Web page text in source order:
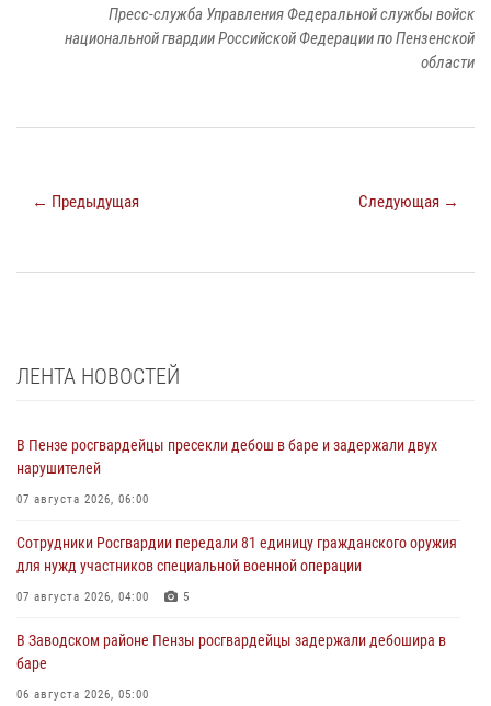
Пресс-служба Управления Федеральной службы войск
национальной гвардии Российской Федерации по Пензенской
области
← Предыдущая Следующая →
ЛЕНТА НОВОСТЕЙ
В Пензе росгвардейцы пресекли дебош в баре и задержали двух
нарушителей
07 августа 2026, 06:00
Сотрудники Росгвардии передали 81 единицу гражданского оружия
для нужд участников специальной военной операции
07 августа 2026, 04:00 5
В Заводском районе Пензы росгвардейцы задержали дебошира в
баре
06 августа 2026, 05:00